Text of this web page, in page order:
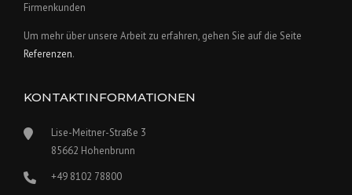
Firmenkunden
Um mehr über unsere Arbeit zu erfahren, gehen Sie auf die Seite
Referenzen.
KONTAKTINFORMATIONEN
Lise-Meitner-Straße 3
85662 Hohenbrunn
+49 8102 78800